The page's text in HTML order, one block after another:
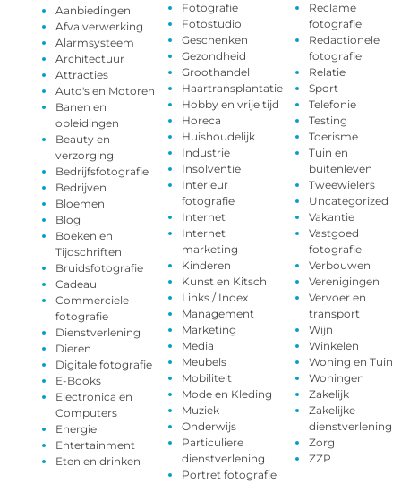
Aanbiedingen
Afvalverwerking
Alarmsysteem
Architectuur
Attracties
Auto's en Motoren
Banen en
opleidingen
Beauty en
verzorging
Bedrijfsfotografie
Bedrijven
Bloemen
Blog
Boeken en
Tijdschriften
Bruidsfotografie
Cadeau
Commerciele
fotografie
Dienstverlening
Dieren
Digitale fotografie
E-Books
Electronica en
Computers
Energie
Entertainment
Eten en drinken
Fotografie
Fotostudio
Geschenken
Gezondheid
Groothandel
Haartransplantatie
Hobby en vrije tijd
Horeca
Huishoudelijk
Industrie
Insolventie
Interieur
fotografie
Internet
Internet
marketing
Kinderen
Kunst en Kitsch
Links / Index
Management
Marketing
Media
Meubels
Mobiliteit
Mode en Kleding
Muziek
Onderwijs
Particuliere
dienstverlening
Portret fotografie
Reclame
fotografie
Redactionele
fotografie
Relatie
Sport
Telefonie
Testing
Toerisme
Tuin en
buitenleven
Tweewielers
Uncategorized
Vakantie
Vastgoed
fotografie
Verbouwen
Verenigingen
Vervoer en
transport
Wijn
Winkelen
Woning en Tuin
Woningen
Zakelijk
Zakelijke
dienstverlening
Zorg
ZZP